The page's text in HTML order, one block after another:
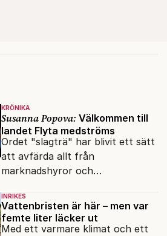
KRÖNIKA
Susanna Popova: Välkommen till
landet Flyta medströms
Ordet "slagträ" har blivit ett sätt
att avfärda allt från
marknadshyror och
om antisemitism.
INRIKES
Vattenbristen är här – men var
femte liter läcker ut
Med ett varmare klimat och ett